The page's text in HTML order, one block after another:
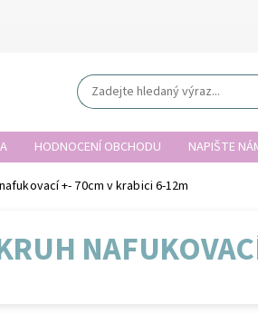
HODNOCENÍ OBCHODU NAPIŠTE
+- 70cm v krabici 6-12m